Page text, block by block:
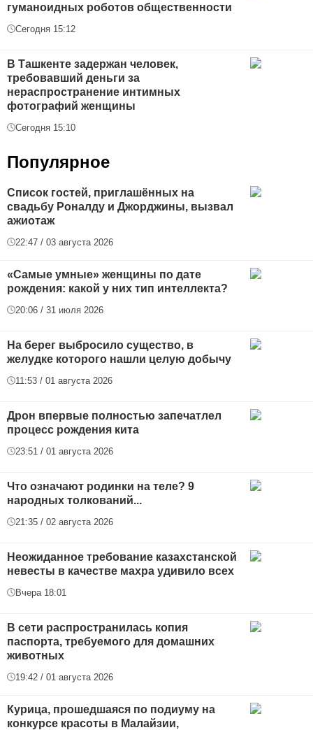
гуманоидных роботов общественности
Сегодня 15:12
В Ташкенте задержан человек,
требовавший деньги за
нераспространение интимных
фотографий женщины
Сегодня 15:10
Популярное
Список гостей, приглашённых на
свадьбу Роналду и Джорджины, вызвал
ажиотаж
22:47 / 03 августа 2026
«Самые умные» женщины по дате
рождения: какой у них тип интеллекта?
20:06 / 31 июля 2026
На берег выбросило существо, в
желудке которого нашли целую добычу
11:53 / 01 августа 2026
Дрон впервые полностью запечатлел
процесс рождения кита
23:51 / 01 августа 2026
Что означают родинки на теле? 9
народных толкований...
21:35 / 02 августа 2026
Неожиданное требование казахстанской
невесты в качестве махра удивило всех
Вчера 18:01
В сети распространилась копия
паспорта, требуемого для домашних
животных
19:42 / 01 августа 2026
Курица, прошедшаяся по подиуму на
конкурсе красоты в Малайзии,